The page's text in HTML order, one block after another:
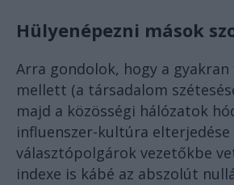
Hülyenépezni mások
Arra gondolok, hogy a
mellett (a társadalom
majd a közösségi hálózatok
influenszer-kultúra elterjedése
választópolgárok vezetőkbe
indexe is kábé az abszolút